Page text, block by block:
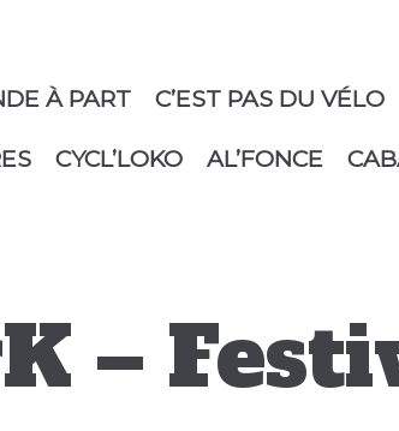
À PART C’EST PAS DU VÉLO
CYCL’LOKO AL’FONCE
–